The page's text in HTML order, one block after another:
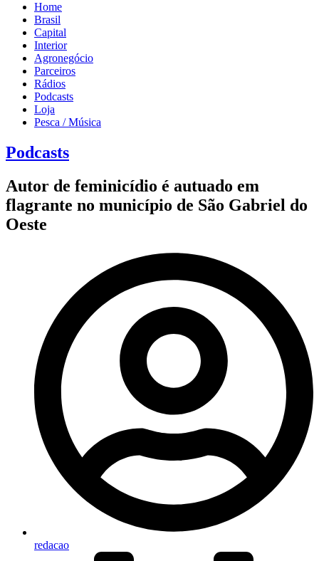
Home
Brasil
Capital
Interior
Agronegócio
Parceiros
Rádios
Podcasts
Loja
Pesca / Música
Podcasts
Autor de feminicídio é autuado em
flagrante no município de São Gabriel do
Oeste
redacao